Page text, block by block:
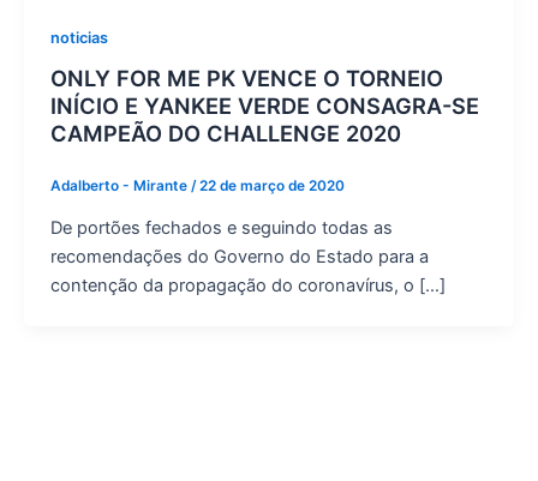
noticias
ONLY FOR ME PK VENCE O TORNEIO
INÍCIO E YANKEE VERDE CONSAGRA-SE
CAMPEÃO DO CHALLENGE 2020
Adalberto - Mirante /22 de março de 2020
De portões fechados e seguindo todas as
recomendações do Governo do Estado para a
contenção da propagação do coronavírus, o […]